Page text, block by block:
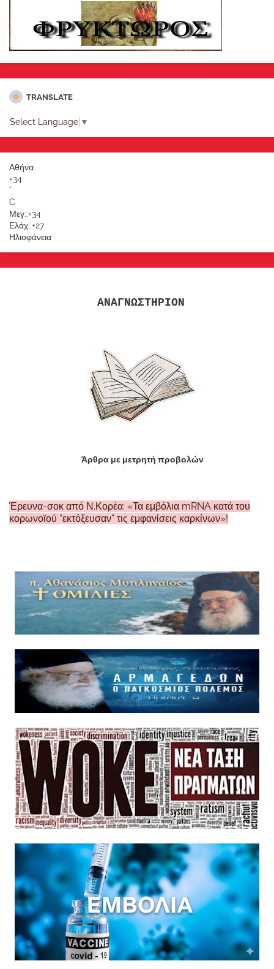
TRANSLATE
Select Language ▼
Αθήνα
+34
°
C
Μεγ.:+34
Ελάχ.:+27
Ηλιοφάνεια
ΑΝΑΓΝΩΣΤΗΡΙΟΝ
Άρθρα με μετρητή προβολών
Έρευνα-σοκ από Ν.Κορέα: «Τα εμβόλια mRNA κατά του
κορωνοϊού “εκτόξευσαν” τις εμφανίσεις καρκίνων»!